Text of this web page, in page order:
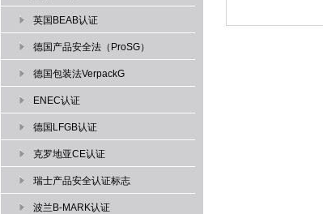
英国BEAB认证
德国产品安全法（ProSG）
德国包装法VerpackG
ENEC认证
德国LFGB认证
克罗地亚CE认证
瑞士产品安全认证标志
波兰B-MARK认证